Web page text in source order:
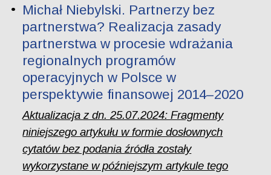
Michał Niebylski. Partnerzy bez
partnerstwa? Realizacja zasady
partnerstwa w procesie wdrażania
regionalnych programów
operacyjnych w Polsce w
perspektywie finansowej 2014–2020
Aktualizacja z dn. 25.07.2024: Fragmenty
niniejszego artykułu w formie dosłownych
cytatów bez podania źródła zostały
wykorzystane w późniejszym artykule tego